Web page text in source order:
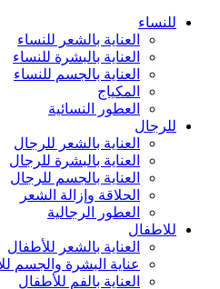
للنساء
العناية بالشعر للنساء
العناية بالبشرة للنساء
العناية بالجسم للنساء
المكياج
العطور النسائية
للرجال
العناية بالشعر للرجال
العناية بالبشرة للرجال
العناية بالجسم للرجال
الحلاقة وإزالة الشعر
العطور الرجالية
للاطفال
العناية بالشعر للأطفال
عناية البشرة والجسم
العناية بالفم للأطفال